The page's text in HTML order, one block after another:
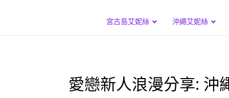
宮古島艾妮絲 沖繩艾妮絲
愛戀新人浪漫分享: 沖